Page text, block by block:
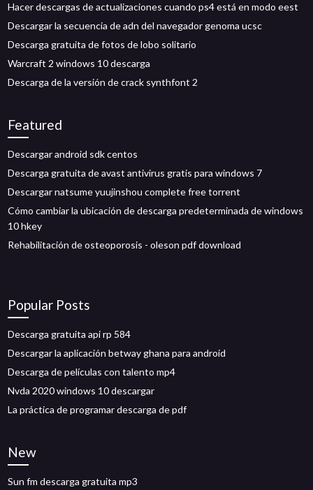
Hacer descargas de actualizaciones cuando ps4 está en modo eest
Descargar la secuencia de adn del navegador genoma ucsc
Descarga gratuita de fotos de lobo solitario
Warcraft 2 windows 10 descarga
Descarga de la versión de crack synthfont 2
Featured
Descargar android sdk centos
Descarga gratuita de avast antivirus gratis para windows 7
Descargar natsume yuujinshou complete free torrent
Cómo cambiar la ubicación de descarga predeterminada de windows
10 hkey
Rehabilitación de osteoporosis - oleson pdf download
Popular Posts
Descarga gratuita api rp 584
Descargar la aplicación betway ghana para android
Descarga de películas con talento mp4
Nvda 2020 windows 10 descargar
La práctica de programar descarga de pdf
New
Sun fm descarga gratuita mp3